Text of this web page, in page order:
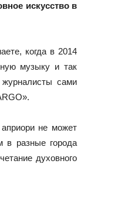
искусство в
когда в 2014
музыку и так
сами
не может
в разные города
духовного